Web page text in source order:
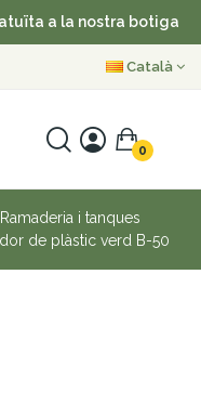
a la nostra botiga
Català
0
Ramaderia i tanques
de plàstic verd B-50